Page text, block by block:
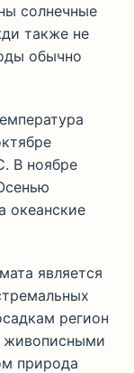
солнечные
также не
обычно
В ноябре
океанские
является
регион
живописными
природа